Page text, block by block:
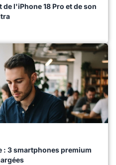
l'iPhone 18 Pro et de son
: 3 smartphones premium